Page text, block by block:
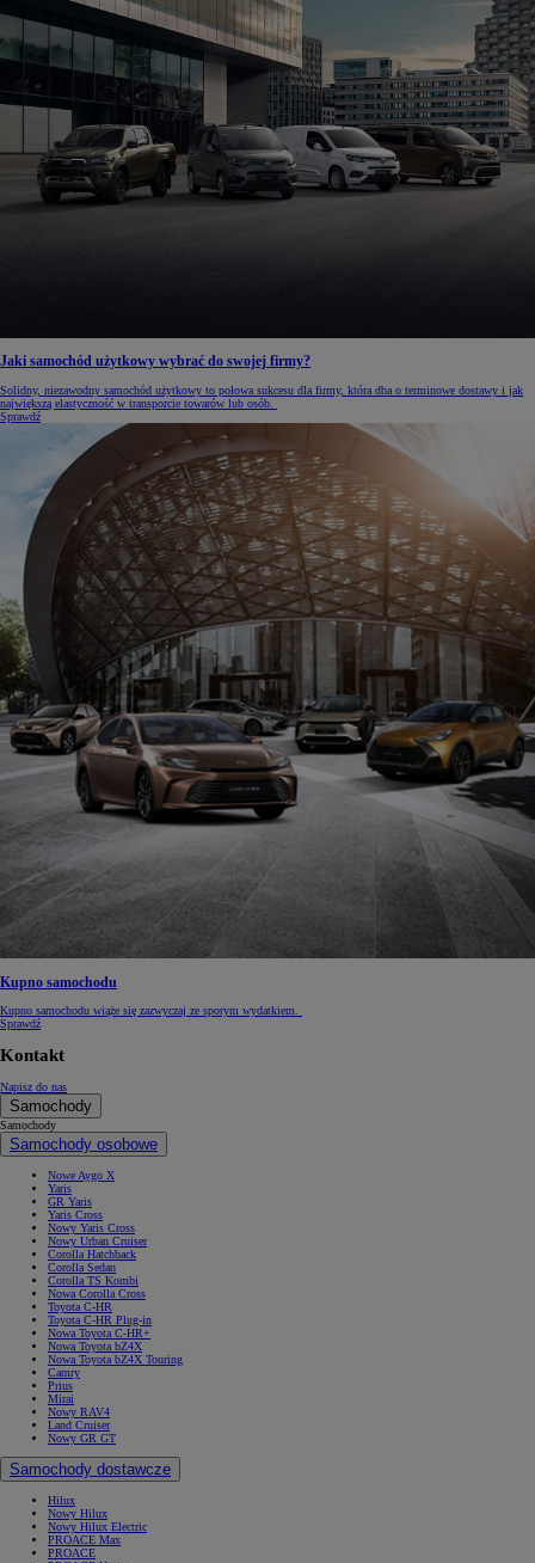
Jaki samochód użytkowy wybrać do swojej firmy?
Solidny, niezawodny samochód użytkowy to połowa sukcesu dla firmy, która dba o terminowe dostawy i jak
największą elastyczność w transporcie towarów lub osób.
Sprawdź
Kupno samochodu
Kupno samochodu wiąże się zazwyczaj ze sporym wydatkiem.
Sprawdź
Kontakt
Napisz do nas
Samochody
Samochody
Samochody osobowe
Nowe Aygo X
Yaris
GR Yaris
Yaris Cross
Nowy Yaris Cross
Nowy Urban Cruiser
Corolla Hatchback
Corolla Sedan
Corolla TS Kombi
Nowa Corolla Cross
Toyota C-HR
Toyota C-HR Plug-in
Nowa Toyota C-HR+
Nowa Toyota bZ4X
Nowa Toyota bZ4X Touring
Camry
Prius
Mirai
Nowy RAV4
Land Cruiser
Nowy GR GT
Samochody dostawcze
Hilux
Nowy Hilux
Nowy Hilux Electric
PROACE Max
PROACE